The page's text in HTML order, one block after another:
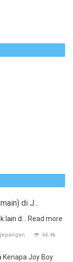
di J...
lain d... Read more
66.4k
Kenapa Joy Boy